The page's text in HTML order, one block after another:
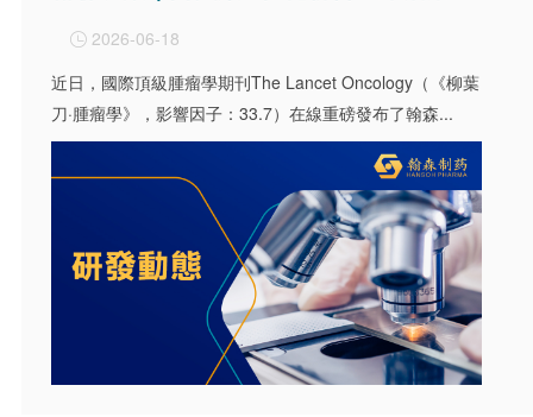
 2026-06-18
近日，國際頂級腫瘤學期刊The Lancet Oncology（《柳葉
刀·腫瘤學》，影響因子：33.7）在線重磅發布了翰森...